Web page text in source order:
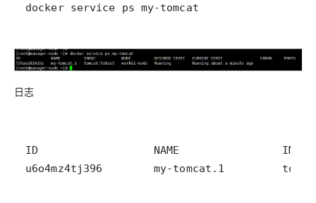
docker service ps my-tomcat
日志
u6o4mz4tj396        my-tomcat.1